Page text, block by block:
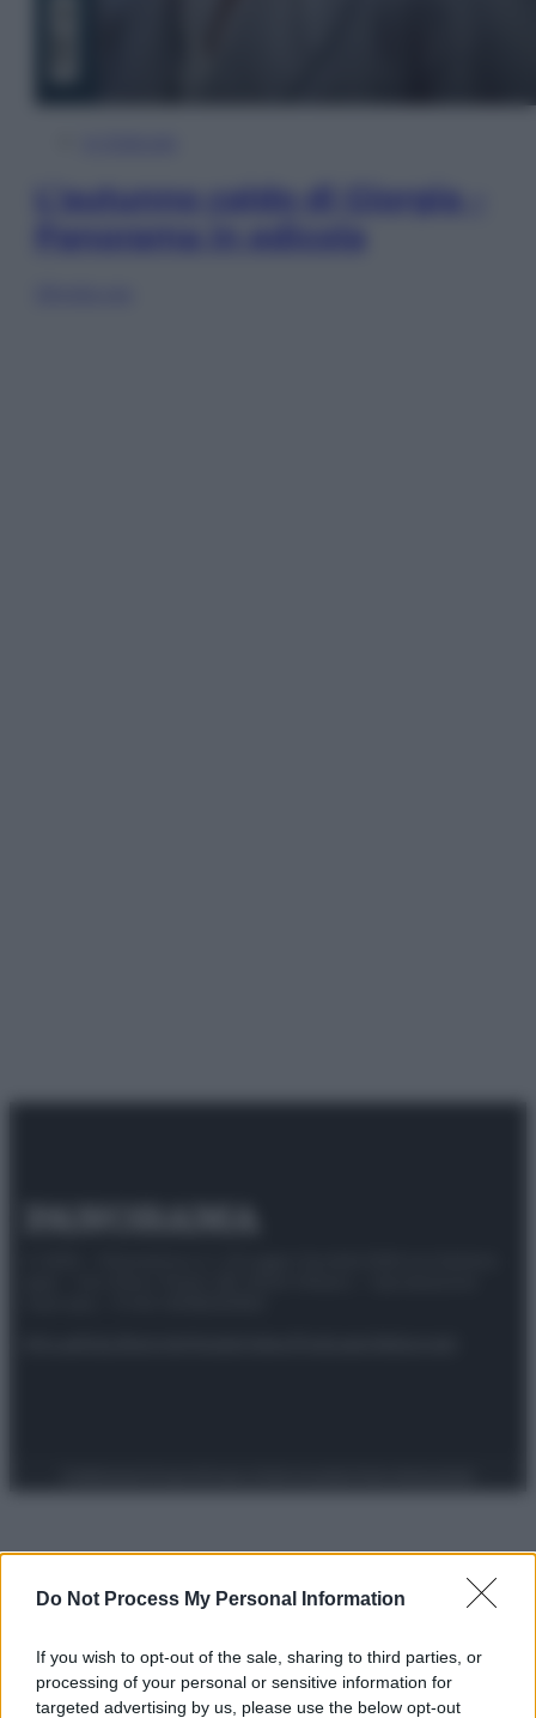
Do Not Process My Personal Information
If you wish to opt-out of the sale, sharing to third parties, or
processing of your personal or sensitive information for
targeted advertising by us, please use the below opt-out
L’autunno caldo di Giorgia –